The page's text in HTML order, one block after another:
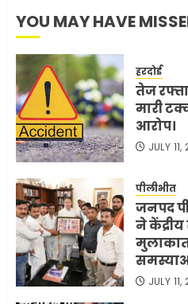
YOU MAY HAVE
हरदोई
तेज
मारी
आरोप।
JULY
पीलीभीत
जनपद
ने केंद्रीय
JULY